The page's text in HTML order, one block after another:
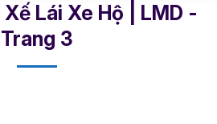
Lái Xe Hộ | LMD -
Trang 3​